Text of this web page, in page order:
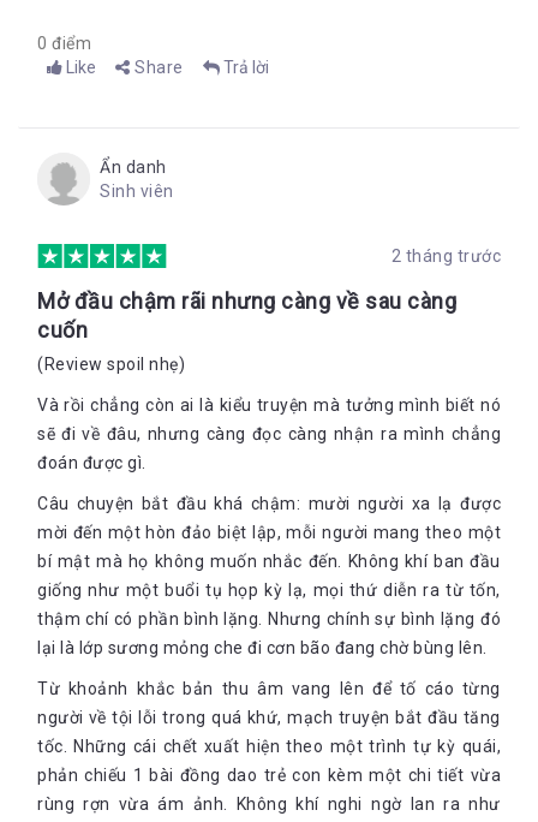
0 điểm
Like
Share Trả lời
Ẩn danh
Sinh viên
2 tháng trước
Mở đầu chậm rãi nhưng càng về sau càng
cuốn
(Review spoil nhẹ)
Và rồi chẳng còn ai là kiểu truyện mà tưởng mình biết nó
sẽ đi về đâu, nhưng càng đọc càng nhận ra mình chẳng
đoán được gì.
Câu chuyện bắt đầu khá chậm: mười người xa lạ được
mời đến một hòn đảo biệt lập, mỗi người mang theo một
bí mật mà họ không muốn nhắc đến. Không khí ban đầu
giống như một buổi tụ họp kỳ lạ, mọi thứ diễn ra từ tốn,
thậm chí có phần bình lặng. Nhưng chính sự bình lặng đó
lại là lớp sương mỏng che đi cơn bão đang chờ bùng lên.
Từ khoảnh khắc bản thu âm vang lên để tố cáo từng
người về tội lỗi trong quá khứ, mạch truyện bắt đầu tăng
tốc. Những cái chết xuất hiện theo một trình tự kỳ quái,
phản chiếu 1 bài đồng dao trẻ con kèm một chi tiết vừa
rùng rợn vừa ám ảnh. Không khí nghi ngờ lan ra như